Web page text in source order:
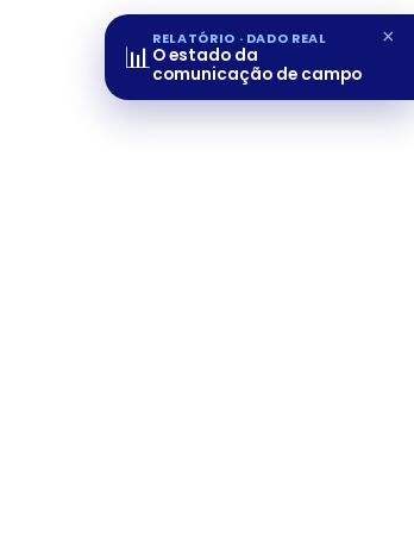
📊 RELATÓRIO · DADO REAL
O estado da
comunicação de campo
×